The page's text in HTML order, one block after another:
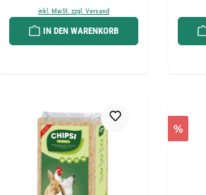
inkl. MwSt. zzgl. Versand
IN DEN WARENKORB
%